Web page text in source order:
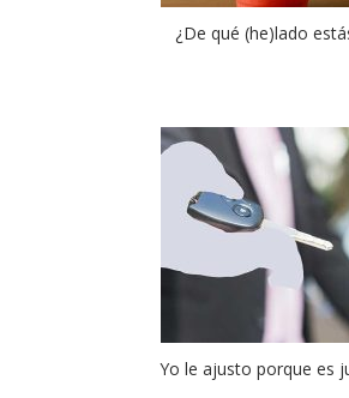
¿De qué (he)lado
Yo le ajusto porque es